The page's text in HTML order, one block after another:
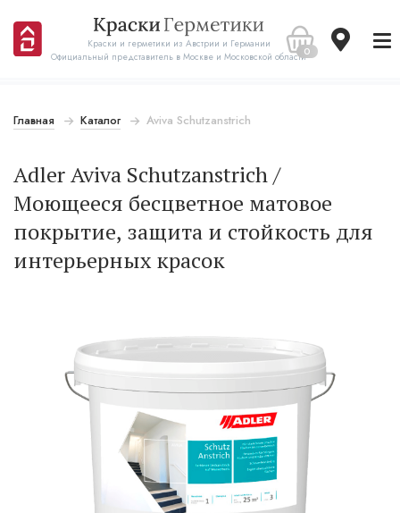
Краски и герметики из Австрии и Германии
Официальный представитель в Москве и Московской области0
Главная Каталог Aviva Schutzanstrich
Adler Aviva Schutzanstrich /
Моющееся бесцветное матовое
покрытие, защита и стойкость для
интерьерных красок